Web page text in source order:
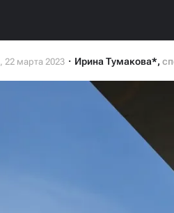
Ирина Тумакова*,